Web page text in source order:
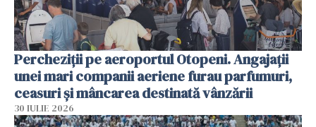
Percheziții pe aeroportul Otopeni. Angajații
unei mari companii aeriene furau parfumuri,
ceasuri și mâncarea destinată vânzării
30 IULIE 2026